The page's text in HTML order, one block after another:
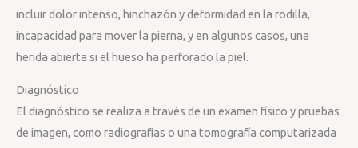
incluir dolor intenso, hinchazón y deformidad en la rodilla,
incapacidad para mover la pierna, y en algunos casos, una
herida abierta si el hueso ha perforado la piel.
Diagnóstico
El diagnóstico se realiza a través de un examen físico y pruebas
de imagen, como radiografías o una tomografía computarizada